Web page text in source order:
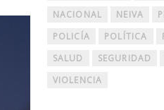
NACIONAL
NEIVA
POLICÍA
POLÍTICA
SALUD
SEGURIDAD
VIOLENCIA